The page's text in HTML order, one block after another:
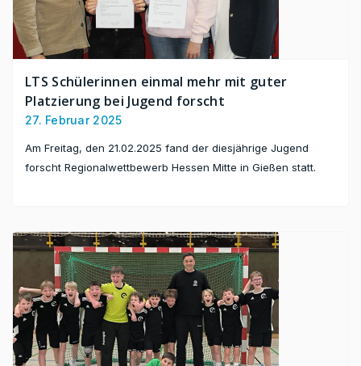
LTS Schülerinnen einmal mehr mit guter
Platzierung bei Jugend forscht
27. Februar 2025
Am Freitag, den 21.02.2025 fand der diesjährige Jugend
forscht Regionalwettbewerb Hessen Mitte in Gießen statt.